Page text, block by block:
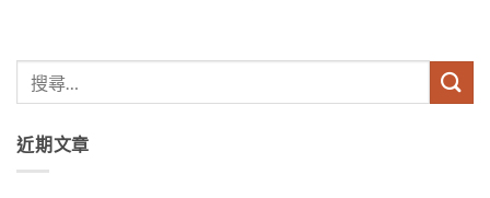
近期文章